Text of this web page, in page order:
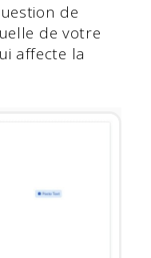
de
de votre
affecte la